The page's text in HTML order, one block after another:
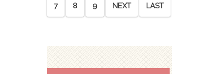
7 8 9 NEXT LAST